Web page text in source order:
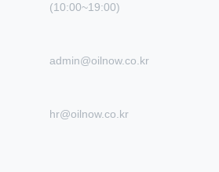
(10:00~19:00)
admin@oilnow.co.kr
hr@oilnow.co.kr